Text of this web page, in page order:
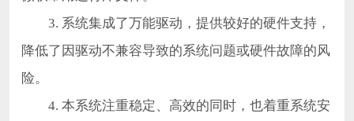
3. 系统集成了万能驱动，提供较好的硬件支持，
降低了因驱动不兼容导致的系统问题或硬件故障的风
险。
4. 本系统注重稳定、高效的同时，也着重系统安